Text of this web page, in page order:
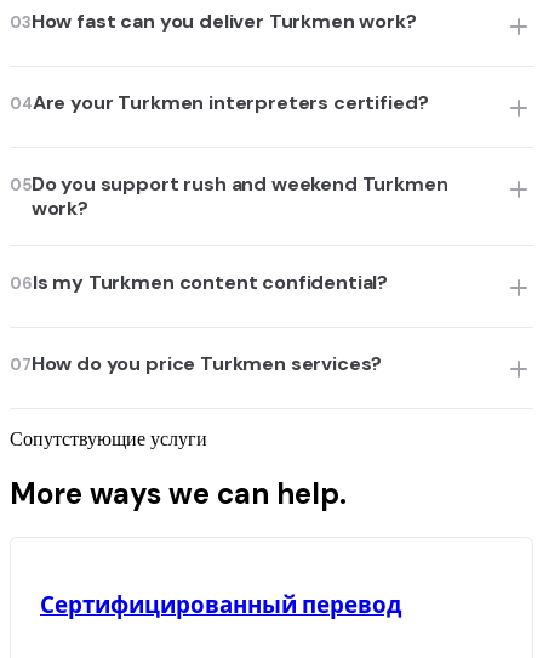
03How fast can you deliver Turkmen work?
04Are your Turkmen interpreters certified?
05Do you support rush and weekend Turkmen
work?
06Is my Turkmen content confidential?
07How do you price Turkmen services?
Сопутствующие услуги
More ways we can help.
Сертифицированный перевод